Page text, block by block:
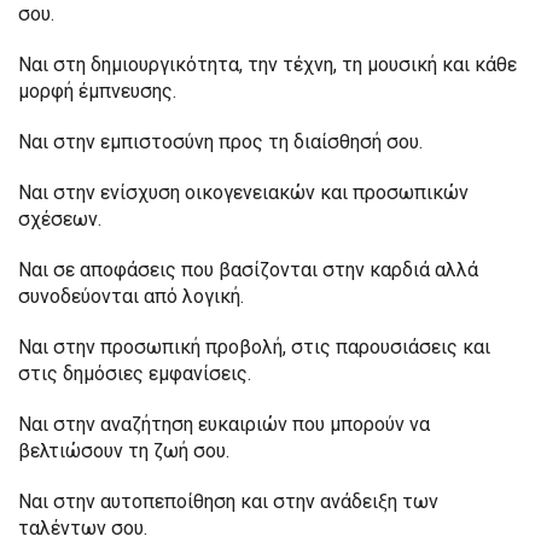
σου.
Ναι στη δημιουργικότητα, την τέχνη, τη μουσική και κάθε
μορφή έμπνευσης.
Ναι στην εμπιστοσύνη προς τη διαίσθησή σου.
Ναι στην ενίσχυση οικογενειακών και προσωπικών
σχέσεων.
Ναι σε αποφάσεις που βασίζονται στην καρδιά αλλά
συνοδεύονται από λογική.
Ναι στην προσωπική προβολή, στις παρουσιάσεις και
στις δημόσιες εμφανίσεις.
Ναι στην αναζήτηση ευκαιριών που μπορούν να
βελτιώσουν τη ζωή σου.
Ναι στην αυτοπεποίθηση και στην ανάδειξη των
ταλέντων σου.